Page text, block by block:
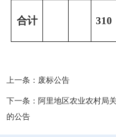
合计 310
上一条： 废标公告
下一条： 阿里地区农业农村局
的公告